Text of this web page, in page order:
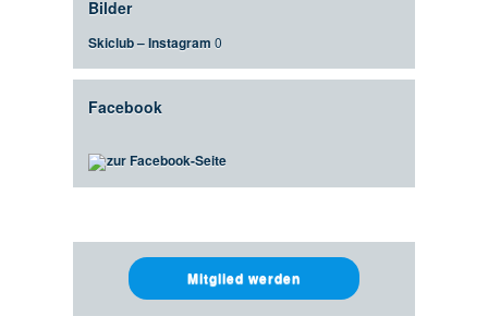
Bilder
Skiclub – Instagram 0
Facebook
zur Facebook-Seite
Mitglied werden